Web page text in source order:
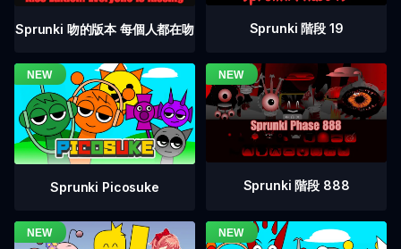
Sprunki 吻的版本 每個人都在吻 Sprunki 階段 19
Sprunki Picosuke Sprunki 階段 888